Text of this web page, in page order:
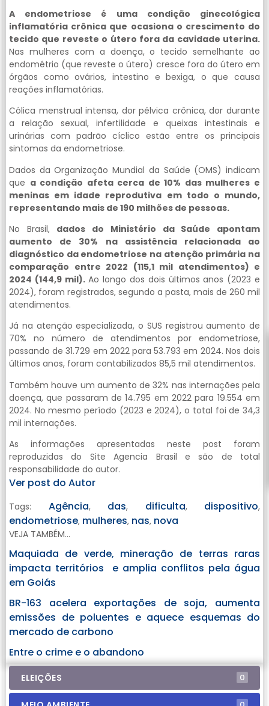
A endometriose é uma condição ginecológica
inflamatória crônica que ocasiona o crescimento do
tecido que reveste o útero fora da cavidade uterina.
Nas mulheres com a doença, o tecido semelhante ao
endométrio (que reveste o útero) cresce fora do útero em
órgãos como ovários, intestino e bexiga, o que causa
reações inflamatórias.
Cólica menstrual intensa, dor pélvica crônica, dor durante
a relação sexual, infertilidade e queixas intestinais e
urinárias com padrão cíclico estão entre os principais
sintomas da endometriose.
Dados da Organização Mundial da Saúde (OMS) indicam
que a condição afeta cerca de 10% das mulheres e
meninas em idade reprodutiva em todo o mundo,
representando mais de 190 milhões de pessoas.
No Brasil, dados do Ministério da Saúde apontam
aumento de 30% na assistência relacionada ao
diagnóstico da endometriose na atenção primária na
comparação entre 2022 (115,1 mil atendimentos) e
2024 (144,9 mil).Ao longo dos dois últimos anos (2023 e
2024), foram registrados, segundo a pasta, mais de 260 mil
atendimentos.
Já na atenção especializada, o SUS registrou aumento de
70% no número de atendimentos por endometriose,
passando de 31.729 em 2022 para 53.793 em 2024. Nos dois
últimos anos, foram contabilizados 85,5 mil atendimentos.
Também houve um aumento de 32% nas internações pela
doença, que passaram de 14.795 em 2022 para 19.554 em
2024. No mesmo período (2023 e 2024), o total foi de 34,3
mil internações.
As informações apresentadas neste post foram
reproduzidas do Site Agencia Brasil e são de total
responsabilidade do autor.
Ver post do Autor
Tags: Agência, das, dificulta, dispositivo,
endometriose, mulheres, nas, nova
VEJA TAMBÉM...
Maquiada de verde, mineração de terras raras
impacta territórios e amplia conflitos pela água
em Goiás
BR-163 acelera exportações de soja, aumenta
emissões de poluentes e aquece esquemas do
mercado de carbono
Entre o crime e o abandono
ELEIÇÕES 0